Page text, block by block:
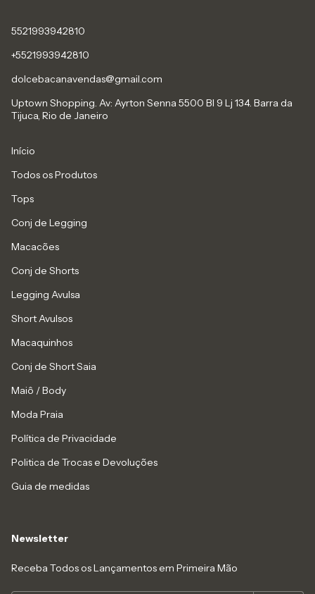
5521993942810
+5521993942810
dolcebacanavendas@gmail.com
Uptown Shopping. Av: Ayrton Senna 5500 Bl 9 Lj 134. Barra da
Tijuca, Rio de Janeiro
Início
Todos os Produtos
Tops
Conj de Legging
Macacões
Conj de Shorts
Legging Avulsa
Short Avulsos
Macaquinhos
Conj de Short Saia
Maiô / Body
Moda Praia
Política de Privacidade
Politica de Trocas e Devoluções
Guia de medidas
Newsletter
Receba Todos os Lançamentos em Primeira Mão